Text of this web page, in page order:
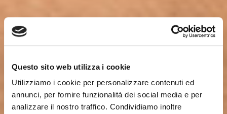
Questo sito web utilizza i cookie
Utilizziamo i cookie per personalizzare contenuti ed
annunci, per fornire funzionalità dei social media e per
analizzare il nostro traffico. Condividiamo inoltre